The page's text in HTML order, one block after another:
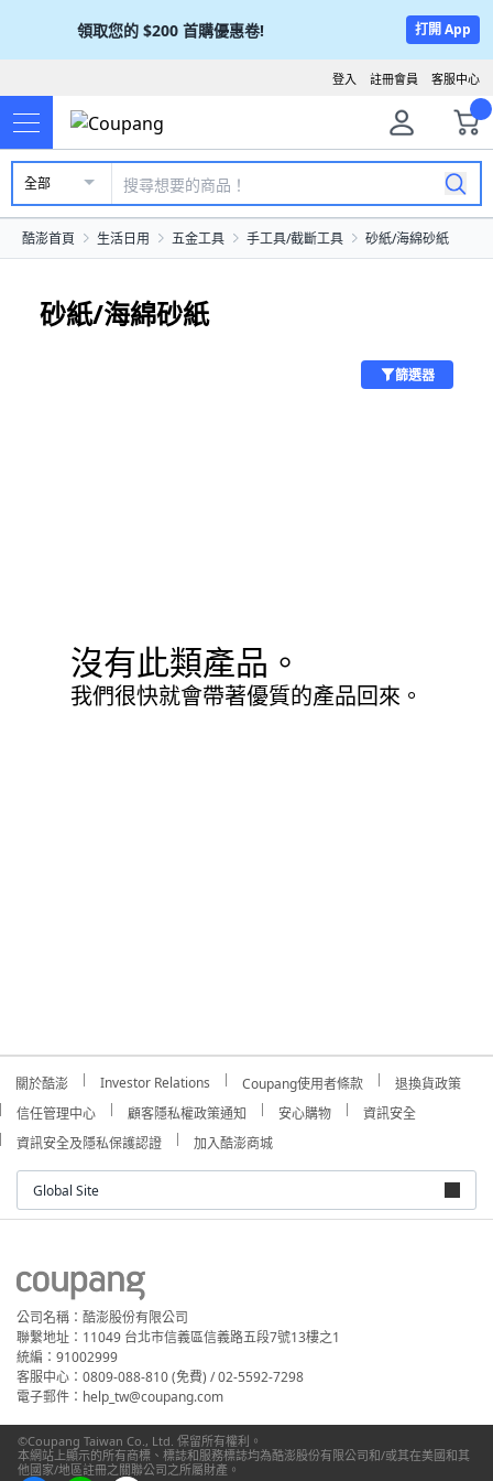
領取您的 $200 首購優惠卷! 打開 App
客服中心
註冊會員
登入
全部
酷澎首頁 生活日用 五金工具 手工具/截斷工具 砂紙/海綿砂紙
砂紙/海綿砂紙
篩選器
沒有此類產品。
我們很快就會帶著優質的產品回來。
關於酷澎 Investor Relations Coupang使用者條款
退換貨政策
信任管理中心
顧客隱私權政策通知 安心購物
資訊安全
資訊安全及隱私保護認證
加入酷澎商城
Global Site
公司名稱：酷澎股份有限公司
聯繫地址：11049 台北市信義區信義路五段7號13樓之1
統編：91002999
客服中心：0809-088-810 (免費) / 02-5592-7298
電子郵件：help_tw@coupang.com
©Coupang Taiwan Co., Ltd. 保留所有權利。
本網站上顯示的所有商標、標誌和服務標誌均為酷澎股份有限公司和/或其在美國和其
他國家/地區註冊之關聯公司之所屬財產。